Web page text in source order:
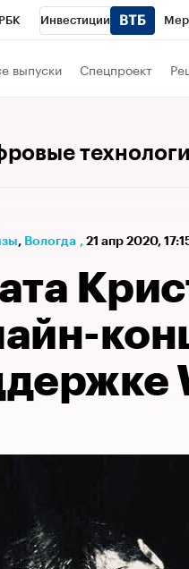
Инвестиции
выпуски Спецпроект
⁠, Вологда , 21 апр 2020,